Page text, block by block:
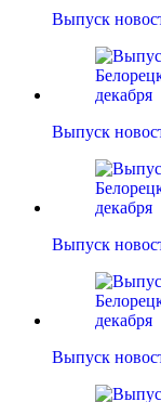
Выпуск
Выпуск
Выпуск
Выпуск